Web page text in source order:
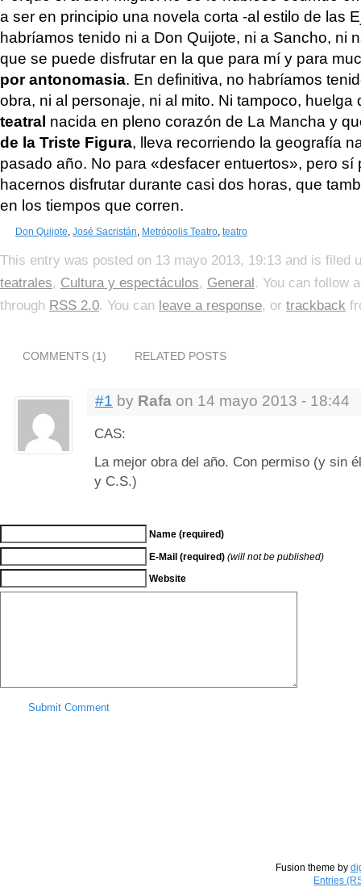
a ser en principio una novela corta -al estilo de las
habríamos tenido ni a Don Quijote, ni a Sancho, ni
que se puede disfrutar en la que para mí y para
por antonomasia. En definitiva, no habríamos
obra, ni al personaje, ni al mito. Ni tampoco,
teatral nacida en pleno corazón de La Mancha y
de la Triste Figura, lleva recorriendo la geografía
pasado año. No para «desfacer entuertos», pero sí
hacernos disfrutar durante casi dos horas, que
en los tiempos que corren.
Don Quijote, José Sacristán, Metrópolis Teatro, teatro
This entry was posted on 13 mayo 2013, 19:13 and is filed
teatrales, Cultura y espectáculos, General. You can follow
through RSS 2.0. You can leave a response, or trackback
COMMENTS (1) RELATED POSTS
#1 by Rafa on 14 mayo 2013 - 18:44
CAS:
La mejor obra del año. Con permiso (y sin
y C.S.)
Name (required)
E-Mail (required) (will not be published)
Website
Submit Comment
Fusion theme by
Entries